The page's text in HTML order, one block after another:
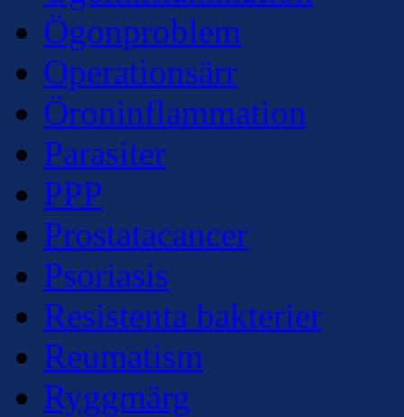
Ögonproblem
Operationsärr
Öroninflammation
Parasiter
PPP
Prostatacancer
Psoriasis
Resistenta bakterier
Reumatism
Ryggmärg